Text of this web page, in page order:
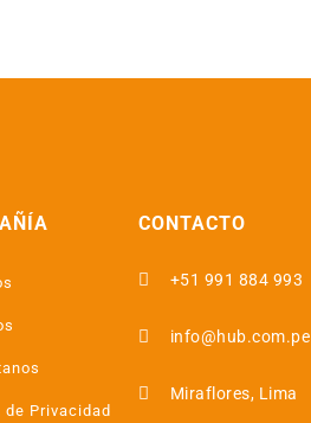
Privacidad
CONTACTO
 +51 991 884 993
 info@hub.com.pe
 Miraflores, Lima